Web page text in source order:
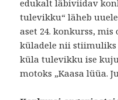
edukalt läbiviidav
tulevikku“ läheb
aset 24. konkurss, mis
küladele nii stiimuliks
küla tulevikku ise
motoks „Kaasa lüüa.